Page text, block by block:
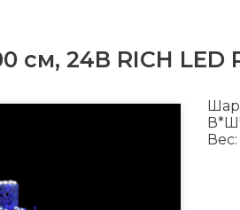
см, 24В RICH LED
Шар